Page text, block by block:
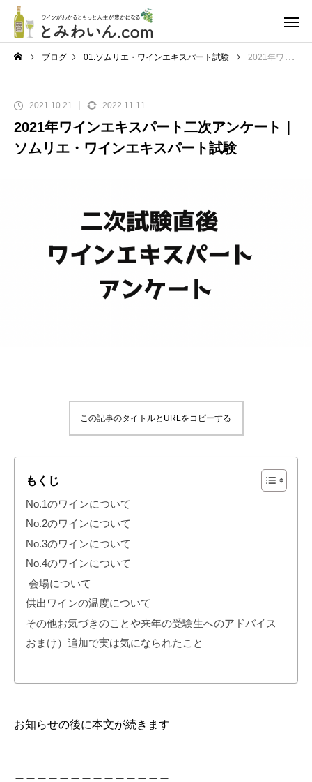
ブログ 01.ソムリエ・ワインエキスパート試験 2021年ワインエキスパート二次アンケート｜ソムリエ・ワインエキスパート試験
2021.10.21 2022.11.11
2021年ワインエキスパート二次アンケート｜
ソムリエ・ワインエキスパート試験
この記事のタイトルとURLをコピーする
もくじ
No.1のワインについて
No.2のワインについて
No.3のワインについて
No.4のワインについて
会場について
供出ワインの温度について
その他お気づきのことや来年の受験生へのアドバイス
おまけ）追加で実は気になられたこと
お知らせの後に本文が続きます